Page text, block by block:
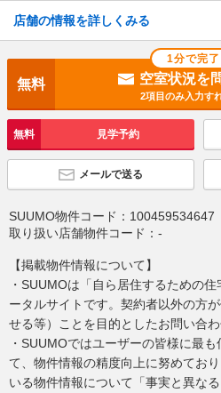
店舗の情報を詳しくみる
1分で完了
無料 空室状況を
2項目のみ入力す
無料 見学予約
メールで送る
SUUMO物件コード： 100459534647
取り扱い店舗物件コード： -
【掲載物件情報について】
・SUUMOは「自ら居住するための
ータルサイトです。契約者以外の方
せる等）ことを目的としたお問い合
・SUUMOではユーザーの皆様に最
て、物件情報の精度向上に努めてお
いる物件情報について「事実と異な